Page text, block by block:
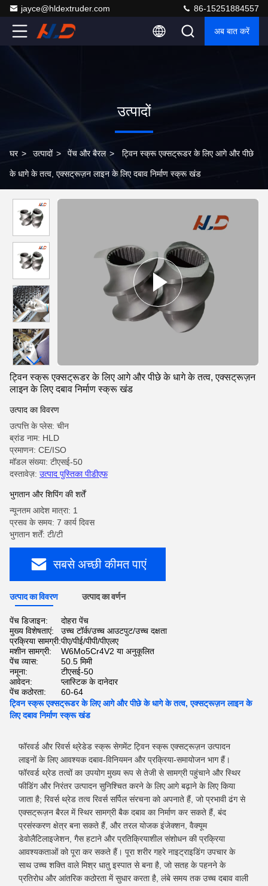
jayce@hldextruder.com 86-15251884557
अब बात करें
उत्पादों
घर > उत्पादों > पेंच और बैरल > ट्विन स्क्रू एक्सट्रूडर के लिए आगे और पीछे
के धागे के तत्व, एक्सट्रूज़न लाइन के लिए दबाव निर्माण स्क्रू खंड
ट्विन स्क्रू एक्सट्रूडर के लिए आगे और पीछे के धागे के तत्व, एक्सट्रूज़न
लाइन के लिए दबाव निर्माण स्क्रू खंड
उत्पाद का विवरण
उत्पत्ति के प्लेस: चीन
ब्रांड नाम: HLD
प्रमाणन: CE/ISO
मॉडल संख्या: टीएसई-50
दस्तावेज़: उत्पाद पुस्तिका पीडीएफ
भुगतान और शिपिंग की शर्तें
न्यूनतम आदेश मात्रा: 1
प्रसव के समय: 7 कार्य दिवस
भुगतान शर्तें: टी/टी
सबसे अच्छी कीमत पाएं
उत्पाद का विवरण उत्पाद का वर्णन
पेंच डिजाइन:
दोहरा पेंच
मुख्य विशेषताएं:
उच्च टॉर्क/उच्च आउटपुट/उच्च दक्षता
प्रक्रिया सामग्री:पीए/पीई/पीपी/पीएलए
मशीन सामग्री:
W6Mo5Cr4V2 या अनुकूलित
पेंच व्यास:
50.5 मिमी
नमूना:
टीएसई-50
आवेदन:
प्लास्टिक के दानेदार
पेंच कठोरता:
60-64
ट्विन स्क्रू एक्सट्रूडर के लिए आगे और पीछे के धागे के तत्व, एक्सट्रूज़न लाइन के
लिए दबाव निर्माण स्क्रू खंड
फॉरवर्ड और रिवर्स थ्रेडेड स्क्रू सेगमेंट ट्विन स्क्रू एक्सट्रूज़न उत्पादन
लाइनों के लिए आवश्यक दबाव-विनियमन और प्रक्रिया-समायोजन भाग हैं।
फॉरवर्ड थ्रेड तत्वों का उपयोग मुख्य रूप से तेजी से सामग्री पहुंचाने और स्थिर
फीडिंग और निरंतर उत्पादन सुनिश्चित करने के लिए आगे बढ़ाने के लिए किया
जाता है; रिवर्स थ्रेड तत्व रिवर्स सर्पिल संरचना को अपनाते हैं, जो प्रभावी ढंग से
एक्सट्रूज़न बैरल में स्थिर सामग्री बैक दबाव का निर्माण कर सकते हैं, बंद
प्रसंस्करण क्षेत्र बना सकते हैं, और तरल योजक इंजेक्शन, वैक्यूम
डेवोलैटिलाइजेशन, गैस हटाने और प्रतिक्रियाशील संशोधन की प्रक्रिया
आवश्यकताओं को पूरा कर सकते हैं। पूरा शरीर गहरे नाइट्राइडिंग उपचार के
साथ उच्च शक्ति वाले मिश्र धातु इस्पात से बना है, जो सतह के पहनने के
प्रतिरोध और आंतरिक कठोरता में सुधार करता है, लंबे समय तक उच्च दबाव वाली